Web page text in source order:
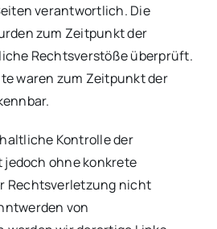
verantwortlich. Die
zum Zeitpunkt der
Rechtsverstöße überprüft.
waren zum Zeitpunkt der
Kontrolle der
ohne konkrete
Rechtsverletzung nicht
von